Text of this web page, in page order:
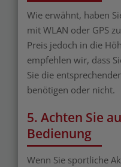
Wie erwähnt, haben
mit WLAN oder GPS
Preis jedoch in die
empfehlen wir, dass
Sie die
benötigen oder nicht.
5. Achten Sie
Bedienung
Wenn Sie sportliche